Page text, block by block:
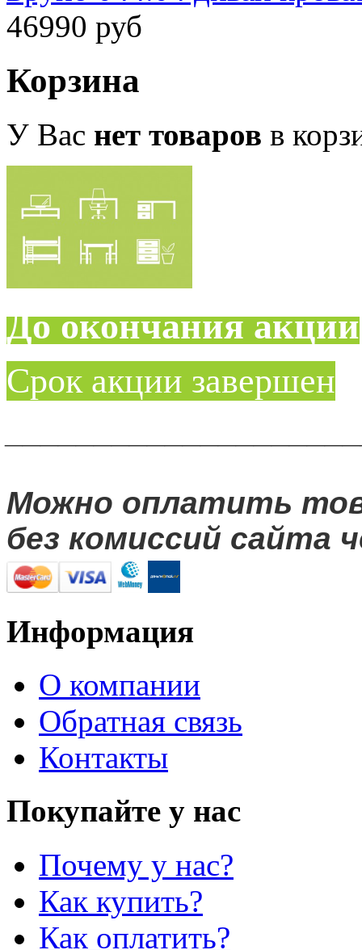
46990 руб
Корзина
У Вас нет товаров в
До окончания акции
Срок акции завершен
Можно оплатить
без комиссий сайта
Информация
О компании
Обратная связь
Контакты
Покупайте у нас
Почему у нас?
Как купить?
Как оплатить?